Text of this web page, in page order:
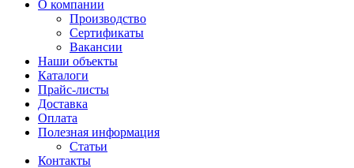
О компании
Производство
Сертификаты
Вакансии
Наши объекты
Каталоги
Прайс-листы
Доставка
Оплата
Полезная информация
Статьи
Контакты